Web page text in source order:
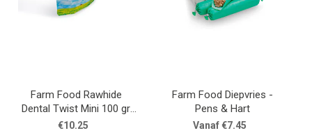
Farm Food Rawhide
Dental Twist Mini 100 gr
Zakje
€10.25
Farm Food Diepvries -
Pens & Hart
Vanaf €7.45